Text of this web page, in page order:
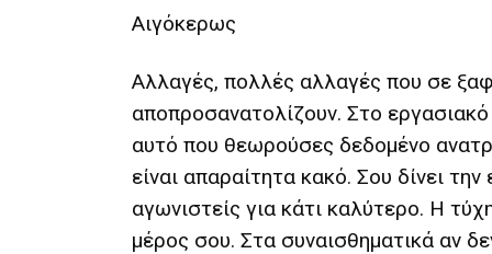
Αιγόκερως
Αλλαγές, πολλές αλλαγές που σε
αποπροσανατολίζουν. Στο
αυτό που θεωρούσες δεδομένο
είναι απαραίτητα κακό. Σου δίνει την
αγωνιστείς για κάτι καλύτερο. Η
μέρος σου. Στα συναισθηματικά αν